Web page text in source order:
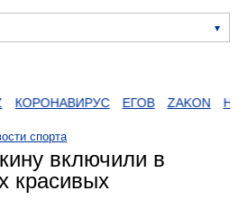
КОРОНАВИРУС ЕГОВ ZAKON
спорта
включили в
красивых